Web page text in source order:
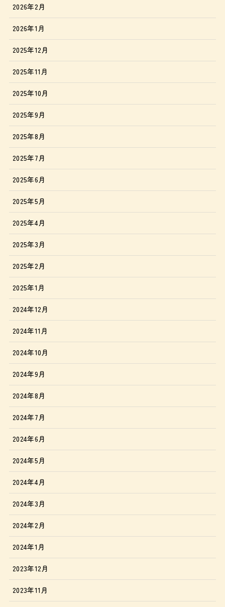
2026年2月
2026年1月
2025年12月
2025年11月
2025年10月
2025年9月
2025年8月
2025年7月
2025年6月
2025年5月
2025年4月
2025年3月
2025年2月
2025年1月
2024年12月
2024年11月
2024年10月
2024年9月
2024年8月
2024年7月
2024年6月
2024年5月
2024年4月
2024年3月
2024年2月
2024年1月
2023年12月
2023年11月